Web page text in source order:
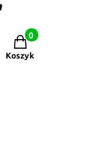
Produkty w
Koszyk